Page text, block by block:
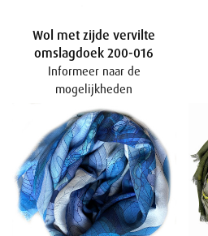
Wol met zijde vervilte
omslagdoek 200-016
Informeer naar de
mogelijkheden